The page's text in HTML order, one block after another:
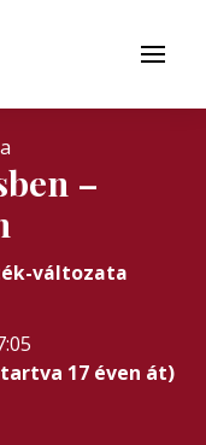
Menü
–
változata
17 éven át)